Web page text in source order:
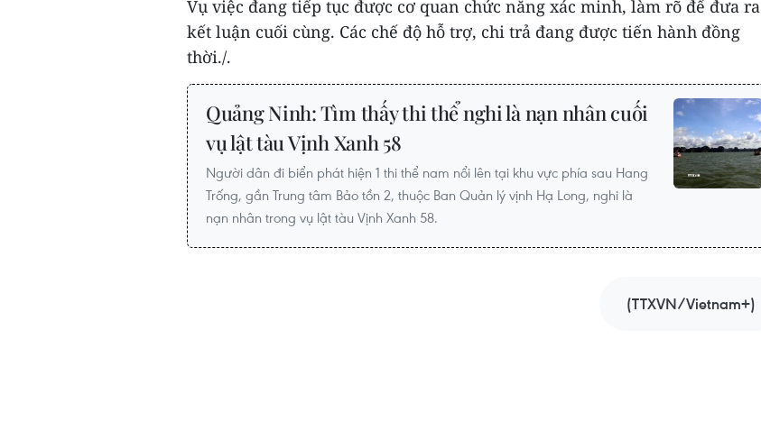
Vụ việc đang tiếp tục được cơ quan chức năng xác minh, làm rõ để đưa ra
kết luận cuối cùng. Các chế độ hỗ trợ, chi trả đang được tiến hành đồng
thời./.
Quảng Ninh: Tìm thấy thi thể nghi là nạn nhân cuối
vụ lật tàu Vịnh Xanh 58
Người dân đi biển phát hiện 1 thi thể nam nổi lên tại khu vực phía sau Hang
Trống, gần Trung tâm Bảo tồn 2, thuộc Ban Quản lý vịnh Hạ Long, nghi là
nạn nhân trong vụ lật tàu Vịnh Xanh 58.
(TTXVN/Vietnam+)